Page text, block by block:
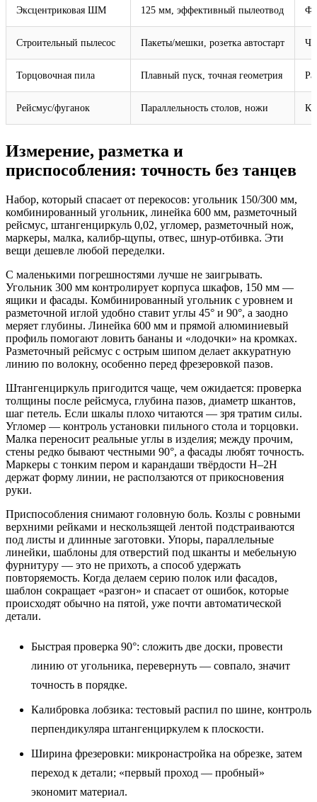
Эксцентриковая ШМ 125 мм, эффективный пылеотвод
Строительный пылесос Пакеты/мешки, розетка автостарт
Торцовочная пила Плавный пуск, точная геометрия
Рейсмус/фуганок Параллельность столов, ножи
Измерение, разметка и
приспособления: точность без танцев
Набор, который спасает от перекосов: угольник 150/300 мм,
комбинированный угольник, линейка 600 мм, разметочный
рейсмус, штангенциркуль 0,02, угломер, разметочный нож,
маркеры, малка, калибр‑щупы, отвес, шнур‑отбивка. Эти
вещи дешевле любой переделки.
С маленькими погрешностями лучше не заигрывать.
Угольник 300 мм контролирует корпуса шкафов, 150 мм —
ящики и фасады. Комбинированный угольник с уровнем и
разметочной иглой удобно ставит углы 45° и 90°, а заодно
меряет глубины. Линейка 600 мм и прямой алюминиевый
профиль помогают ловить бананы и «лодочки» на кромках.
Разметочный рейсмус с острым шипом делает аккуратную
линию по волокну, особенно перед фрезеровкой пазов.
Штангенциркуль пригодится чаще, чем ожидается: проверка
толщины после рейсмуса, глубина пазов, диаметр шкантов,
шаг петель. Если шкалы плохо читаются — зря тратим силы.
Угломер — контроль установки пильного стола и торцовки.
Малка переносит реальные углы в изделия; между прочим,
стены редко бывают честными 90°, а фасады любят точность.
Маркеры с тонким пером и карандаши твёрдости H–2H
держат форму линии, не расползаются от прикосновения
руки.
Приспособления снимают головную боль. Козлы с ровными
верхними рейками и нескользящей лентой подстраиваются
под листы и длинные заготовки. Упоры, параллельные
линейки, шаблоны для отверстий под шканты и мебельную
фурнитуру — это не прихоть, а способ удержать
повторяемость. Когда делаем серию полок или фасадов,
шаблон сокращает «разгон» и спасает от ошибок, которые
происходят обычно на пятой, уже почти автоматической
детали.
Быстрая проверка 90°: сложить две доски, провести
линию от угольника, перевернуть — совпало, значит
точность в порядке.
Калибровка лобзика: тестовый распил по шине, контроль
перпендикуляра штангенциркулем к плоскости.
Ширина фрезеровки: микронастройка на обрезке, затем
переход к детали; «первый проход — пробный»
экономит материал.